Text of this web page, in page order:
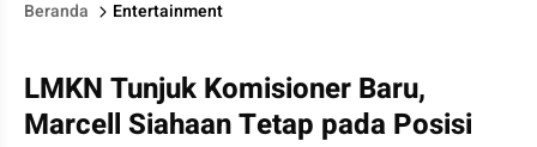
Beranda Entertainment
LMKN Tunjuk Komisioner Baru,
Marcell Siahaan Tetap pada Posisi